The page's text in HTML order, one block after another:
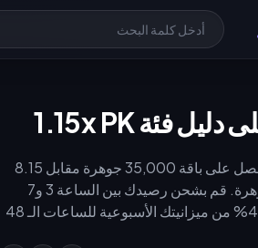
يقدم موسم Mango Live PK لشهر يوليو 2026 عرضاً بخصم 70%—احصل على باقة 35,000 جوهرة مقابل 8.15
دولار (بدلاً من 27.17 دولار) لتأمين فئة معامل 1.15x وكسب 1,150 نقطة لكل 1,000 جوهرة. قم بشحن رصيدك بين الساعة 3 و7
صباحاً بتوقيت UTC+8 لضمان نسبة نجاح 99% وتسليم في أقل من 6 ثوانٍ. وفر 30–40% من ميزانيتك الأسبوعية للساعات الـ 48